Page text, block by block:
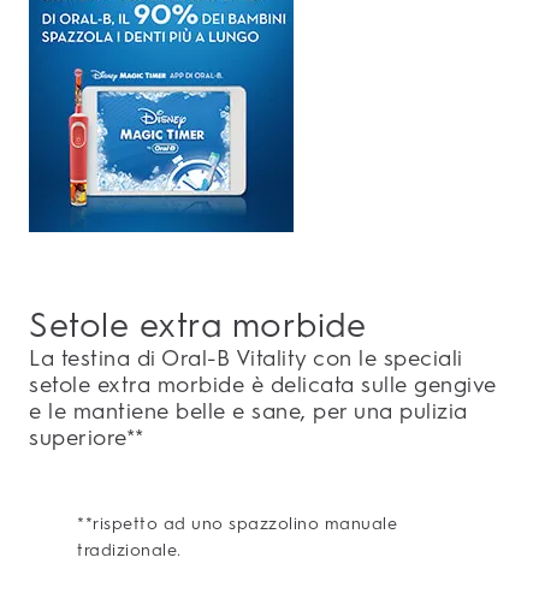
Setole extra morbide
La testina di Oral-B Vitality con le speciali
setole extra morbide è delicata sulle gengive
e le mantiene belle e sane, per una pulizia
superiore**
**rispetto ad uno spazzolino manuale
tradizionale.